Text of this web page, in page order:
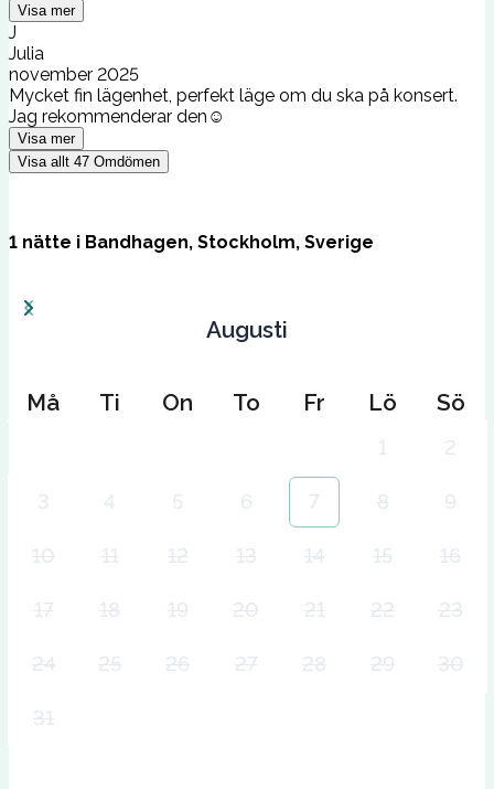
Visa mer
J
Julia
november 2025
Mycket fin lägenhet, perfekt läge om du ska på konsert.
Jag rekommenderar den☺️
Visa mer
Visa allt 47 Omdömen
1 nätte i Bandhagen, Stockholm, Sverige
Augusti
Må Ti On To Fr Lö Sö
1 2
3 4 5 6 7 8 9
10 11 12 13 14 15 16
17 18 19 20 21 22 23
24 25 26 27 28 29 30
31